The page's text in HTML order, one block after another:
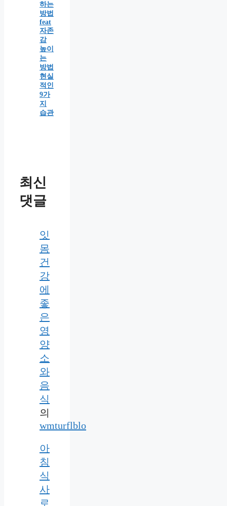
하는
방법
feat
자존
감
높이
는
방법
현실
적인
9가
지
습관
최신
댓글
잇
몸
건
강
에
좋
은
영
양
소
와
음
식
의
wmturflblo
아
침
식
사
로